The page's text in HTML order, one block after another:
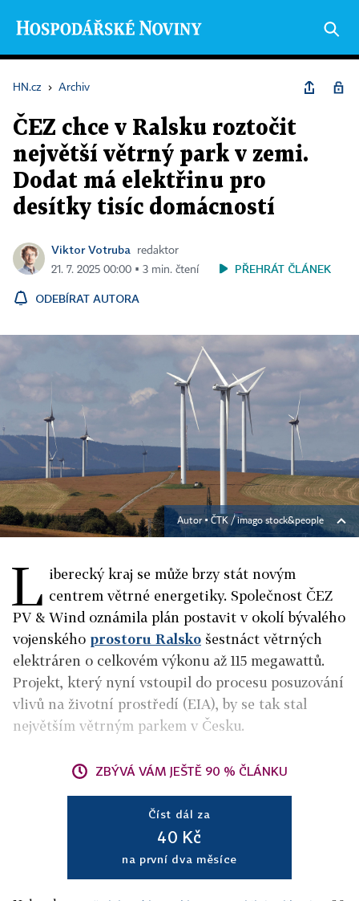
HN.cz › Archiv
ČEZ chce v Ralsku roztočit
největší větrný park v zemi.
Dodat má elektřinu pro
desítky tisíc domácností
Viktor Votruba
redaktor
21. 7. 2025 00:00 ▪ 3 min. čtení
PŘEHRÁT ČLÁNEK
ODEBÍRAT AUTORA
Autor ▪ČTK / imago stock&people
L iberecký kraj se může brzy stát novým
centrem větrné energetiky. Společnost ČEZ
PV & Wind oznámila plán postavit v okolí bývalého
vojenského prostoru Ralsko šestnáct větrných
elektráren o celkovém výkonu až 115 megawattů.
Projekt, který nyní vstoupil do procesu posuzování
vlivů na životní prostředí (EIA), by se tak stal
největším větrným parkem v Česku.
ZBÝVÁ VÁM JEŠTĚ 90 % ČLÁNKU
Číst dál za
40 Kč
na první dva měsíce